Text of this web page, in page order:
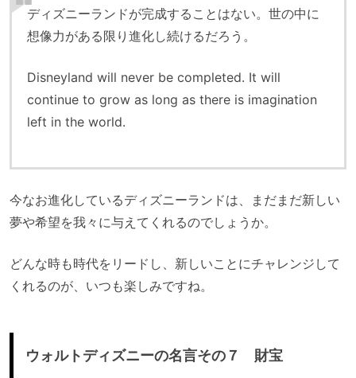
ディズニーランドが完成することはない。世の中に
想像力がある限り進化し続けるだろう。
Disneyland will never be completed. It will
continue to grow as long as there is imagination
left in the world.
今なお進化しているディズニーランドは、まだまだ新しい
夢や希望を我々に与えてくれるのでしょうか。
どんな時も時代をリードし、新しいことにチャレンジして
くれるのが、いつも楽しみですね。
ウォルトディズニーの名言その７ 財宝